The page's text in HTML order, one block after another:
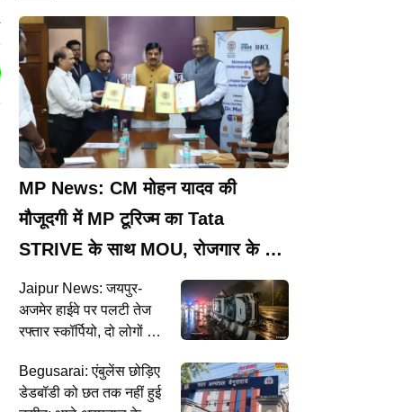
MP News: CM मोहन यादव की
मौजूदगी में MP टूरिज्म का Tata
STRIVE के साथ MOU, रोजगार के नए
अवसर बनेंगे
Jaipur News: जयपुर-
अजमेर हाईवे पर पलटी तेज
रफ्तार स्कॉर्पियो, दो लोगों की
Begusarai: एंबुलेंस छोड़िए
डेडबॉडी को छत तक नहीं हुई